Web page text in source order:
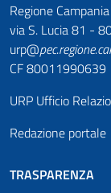
Regione Campania
via S. Lucia 81 -
urp@pec.
CF 80011990639
URP Ufficio
Redazione portale
TRASPARENZA